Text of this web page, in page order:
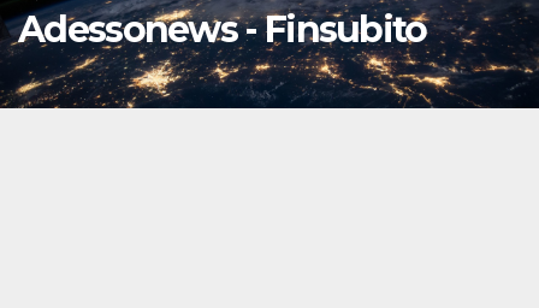
Adessonews - Finsubito